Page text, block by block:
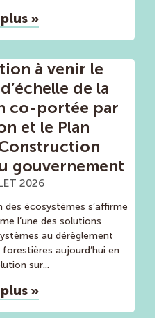
»
à venir le
de la
co-portée par
et le Plan
gouvernement
2026
écosystèmes s’affirme
l’une des solutions
au dérèglement
aujourd’hui en
sur
»